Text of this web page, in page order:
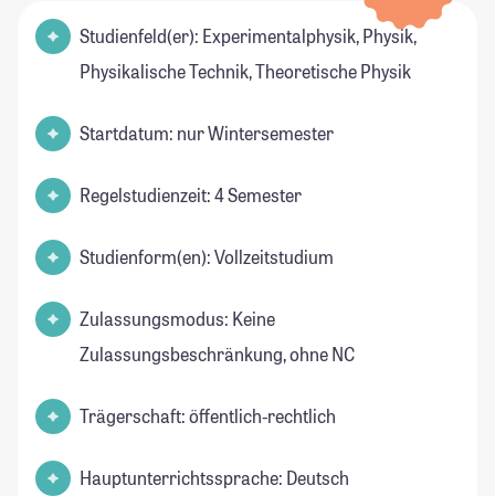
Studienfeld(er): Experimentalphysik, Physik,
Physikalische Technik, Theoretische Physik
Startdatum: nur Wintersemester
Regelstudienzeit: 4 Semester
Studienform(en): Vollzeitstudium
Zulassungsmodus: Keine
Zulassungsbeschränkung, ohne NC
Trägerschaft: öffentlich-rechtlich
Hauptunterrichtssprache: Deutsch